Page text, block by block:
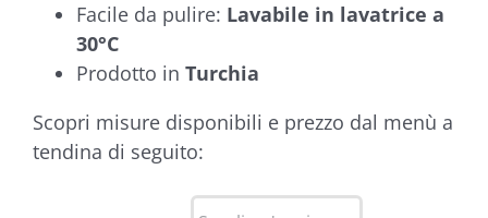
Facile da pulire: Lavabile in lavatrice a
30°C
Prodotto in Turchia
Scopri misure disponibili e prezzo dal menù a
tendina di seguito: